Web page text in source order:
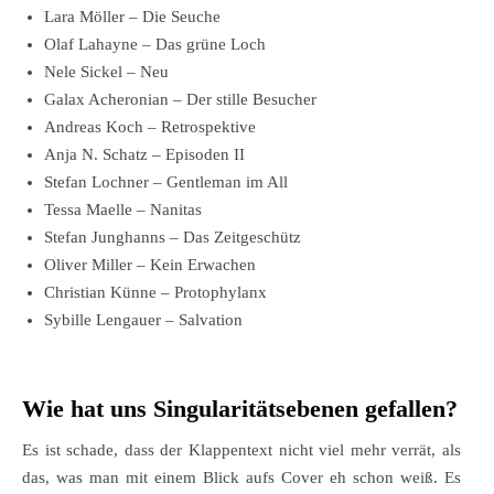
Lara Möller – Die Seuche
Olaf Lahayne – Das grüne Loch
Nele Sickel – Neu
Galax Acheronian – Der stille Besucher
Andreas Koch – Retrospektive
Anja N. Schatz – Episoden II
Stefan Lochner – Gentleman im All
Tessa Maelle – Nanitas
Stefan Junghanns – Das Zeitgeschütz
Oliver Miller – Kein Erwachen
Christian Künne – Protophylanx
Sybille Lengauer – Salvation
Wie hat uns Singularitätsebenen gefallen?
Es ist schade, dass der Klappentext nicht viel mehr verrät, als
das, was man mit einem Blick aufs Cover eh schon weiß. Es